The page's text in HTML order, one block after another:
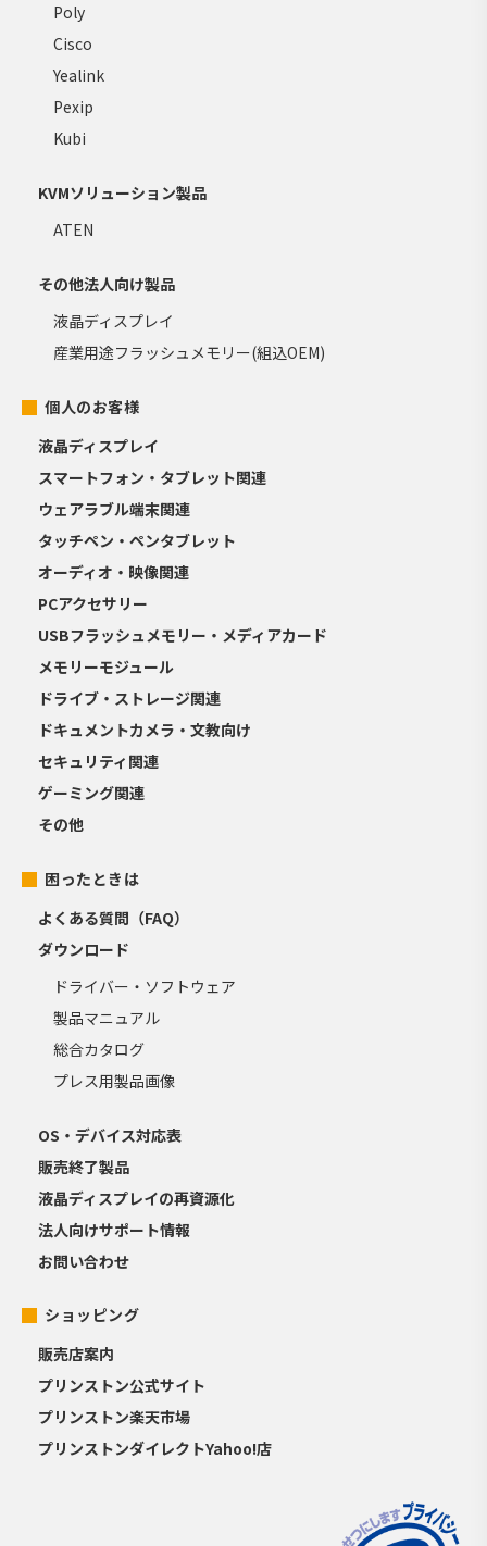
Poly
Cisco
Yealink
Pexip
Kubi
KVMソリューション製品
ATEN
その他法人向け製品
液晶ディスプレイ
産業用途フラッシュメモリー(組込OEM)
個人のお客様
液晶ディスプレイ
スマートフォン・タブレット関連
ウェアラブル端末関連
タッチペン・ペンタブレット
オーディオ・映像関連
PCアクセサリー
USBフラッシュメモリー・メディアカード
メモリーモジュール
ドライブ・ストレージ関連
ドキュメントカメラ・文教向け
セキュリティ関連
ゲーミング関連
その他
困ったときは
よくある質問（FAQ）
ダウンロード
ドライバー・ソフトウェア
製品マニュアル
総合カタログ
プレス用製品画像
OS・デバイス対応表
販売終了製品
液晶ディスプレイの再資源化
法人向けサポート情報
お問い合わせ
ショッピング
販売店案内
プリンストン公式サイト
プリンストン楽天市場
プリンストンダイレクトYahoo!店